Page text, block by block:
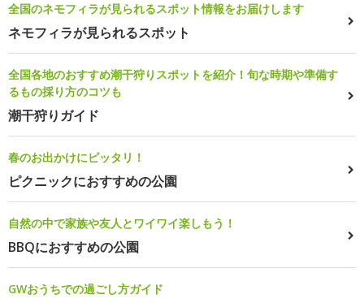
全国のネモフィラが見られるスポット情報をお届けします
ネモフィラが見られるスポット
全国各地のおすすめ潮干狩りスポットを紹介！旬な時期や準備す
るもの採り方のコツも
潮干狩りガイド
春のお出かけにピッタリ！
ピクニックにおすすめの公園
自然の中で家族や友人とワイワイ楽しもう！
BBQにおすすめの公園
GWおうちでの過ごし方ガイド